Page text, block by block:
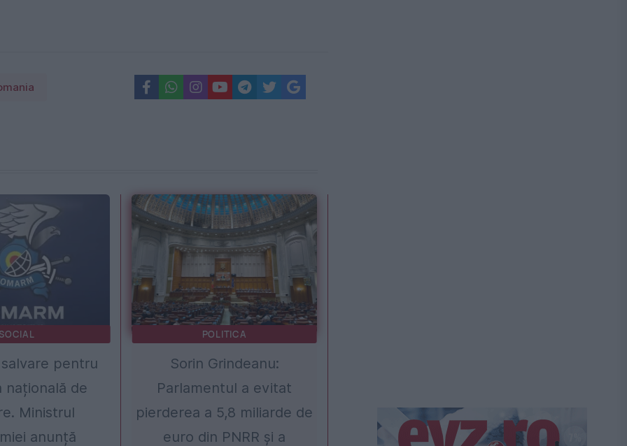
SOCIAL
pentru
națională de
Ministrul
anunță
POLITICA
Sorin Grindeanu:
Parlamentul a evitat
pierderea a 5,8 miliarde de
euro din PNRR și a